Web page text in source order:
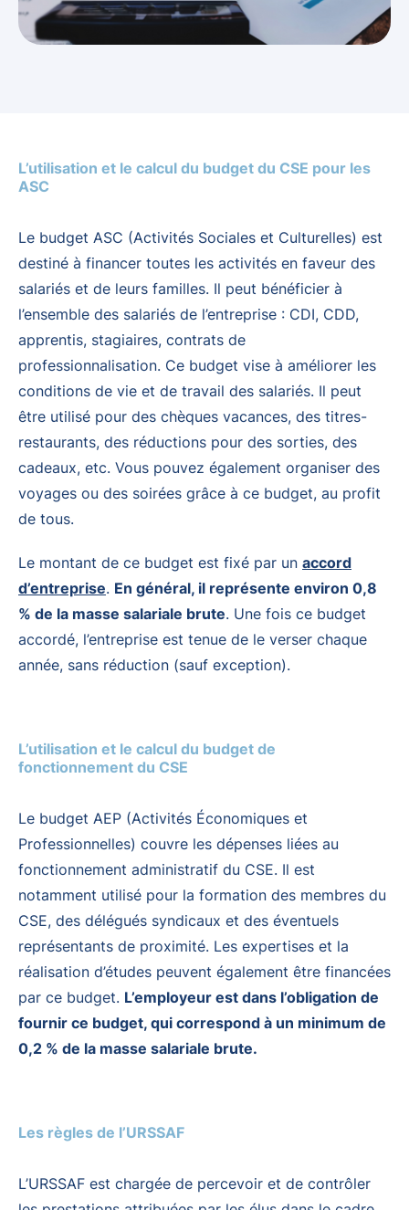
L’utilisation et le calcul du budget du CSE pour les
ASC
Le budget ASC (Activités Sociales et Culturelles) est
destiné à financer toutes les activités en faveur des
salariés et de leurs familles. Il peut bénéficier à
l’ensemble des salariés de l’entreprise : CDI, CDD,
apprentis, stagiaires, contrats de
professionnalisation. Ce budget vise à améliorer les
conditions de vie et de travail des salariés. Il peut
être utilisé pour des chèques vacances, des titres-
restaurants, des réductions pour des sorties, des
cadeaux, etc. Vous pouvez également organiser des
voyages ou des soirées grâce à ce budget, au profit
de tous.
Le montant de ce budget est fixé par un accord
d’entreprise. En général, il représente environ 0,8
% de la masse salariale brute. Une fois ce budget
accordé, l’entreprise est tenue de le verser chaque
année, sans réduction (sauf exception).
L’utilisation et le calcul du budget de
fonctionnement du CSE
Le budget AEP (Activités Économiques et
Professionnelles) couvre les dépenses liées au
fonctionnement administratif du CSE. Il est
notamment utilisé pour la formation des membres du
CSE, des délégués syndicaux et des éventuels
représentants de proximité. Les expertises et la
réalisation d’études peuvent également être financées
par ce budget. L’employeur est dans l’obligation de
fournir ce budget, qui correspond à un minimum de
0,2 % de la masse salariale brute.
Les règles de l’URSSAF
L’URSSAF est chargée de percevoir et de contrôler